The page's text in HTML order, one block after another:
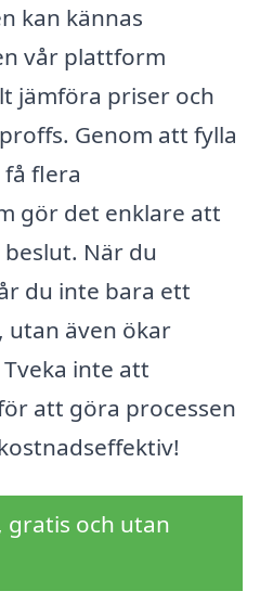
kan kännas
vår plattform
jämföra priser och
Genom att fylla
flera
gör det enklare att
När du
du inte bara ett
utan även ökar
inte att
att göra processen
gratis och utan